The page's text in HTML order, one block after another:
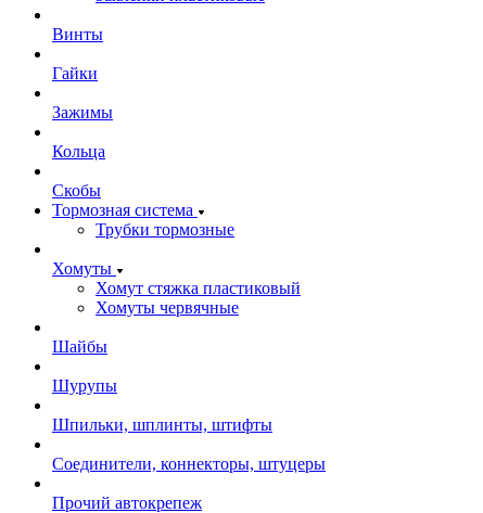
Винты
Гайки
Зажимы
Кольца
Скобы
Тормозная система
Трубки тормозные
Хомуты
Хомут стяжка пластиковый
Хомуты червячные
Шайбы
Шурупы
Шпильки, шплинты, штифты
Соединители, коннекторы, штуцеры
Прочий автокрепеж